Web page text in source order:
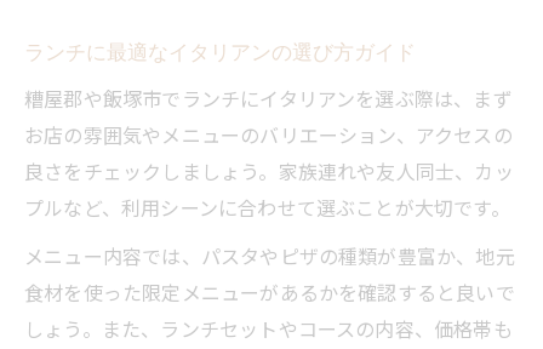
ランチに最適なイタリアンの選び方ガイド
糟屋郡や飯塚市でランチにイタリアンを選ぶ際は、まず
お店の雰囲気やメニューのバリエーション、アクセスの
良さをチェックしましょう。家族連れや友人同士、カッ
プルなど、利用シーンに合わせて選ぶことが大切です。
メニュー内容では、パスタやピザの種類が豊富か、地元
食材を使った限定メニューがあるかを確認すると良いで
しょう。また、ランチセットやコースの内容、価格帯も